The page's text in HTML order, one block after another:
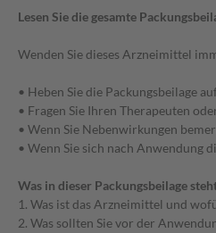
Lesen Sie die gesamte
Wenden Sie dieses Arzneimittel
• Heben Sie die Packungsbeilage
• Fragen Sie Ihren Therapeuten
• Wenn Sie Nebenwirkungen
• Wenn Sie sich nach Anwendung
Was in dieser Packungsbeilage
1. Was ist das Arzneimittel und
2. Was sollten Sie vor der